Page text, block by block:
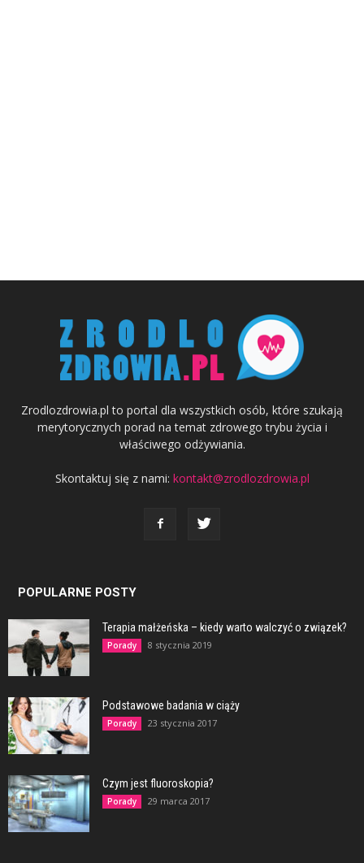
Zrodlozdrowia.pl to portal dla wszystkich osób, które szukają
merytorycznych porad na temat zdrowego trybu życia i
właściwego odżywiania.
Skontaktuj się z nami: kontakt@zrodlozdrowia.pl
POPULARNE POSTY
Terapia małżeńska – kiedy warto walczyć o związek?
Porady 8 stycznia 2019
Podstawowe badania w ciąży
Porady 23 stycznia 2017
Czym jest fluoroskopia?
Porady 29 marca 2017